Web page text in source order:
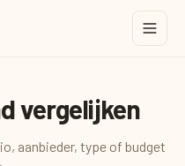
vergelijken
aanbieder, type of budget